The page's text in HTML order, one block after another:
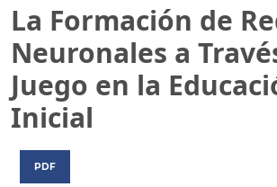
La Formación de
Neuronales a
Juego en la
Inicial
PDF